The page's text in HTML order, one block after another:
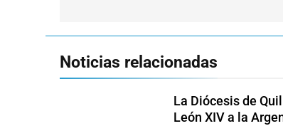
Noticias relacionadas
La Diócesis de
León XIV a la